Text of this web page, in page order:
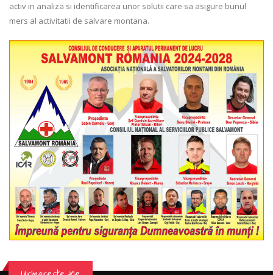
activ in analiza si identificarea unor solutii care sa asigure bunul
mers al activitatii de salvare montana.